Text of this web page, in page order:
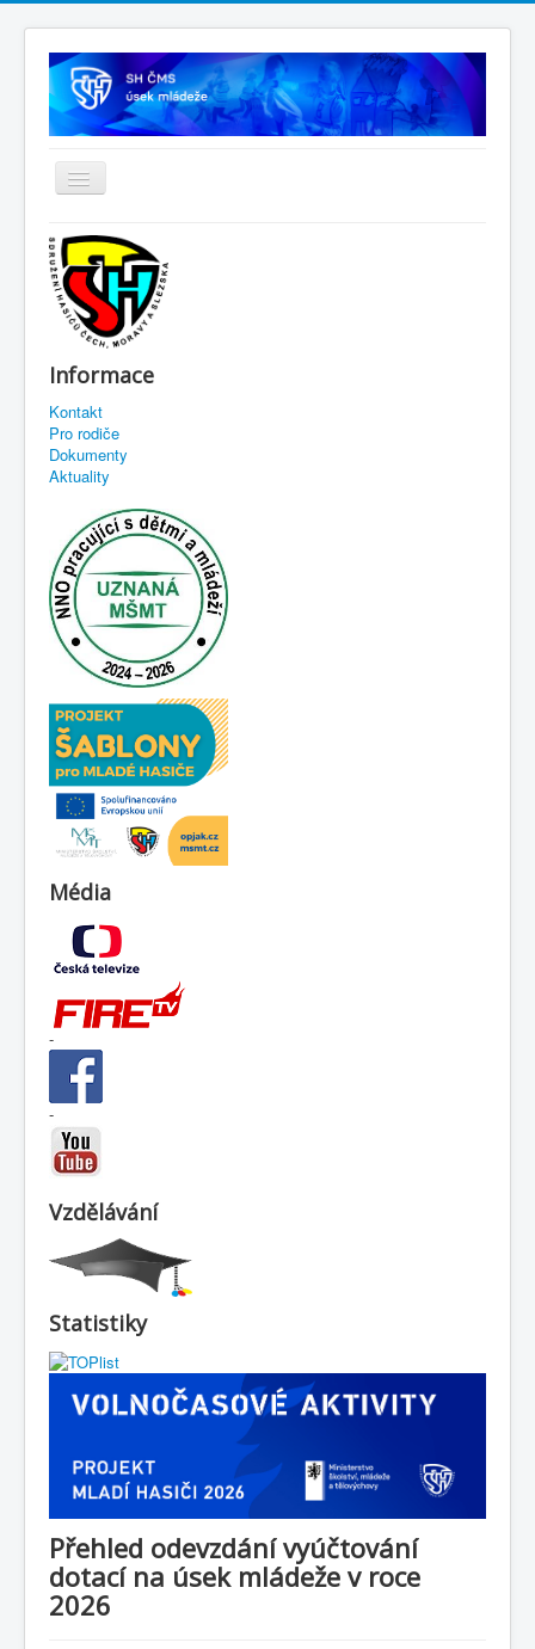
Informace
Kontakt
Pro rodiče
Dokumenty
Aktuality
Média
-
-
Vzdělávání
Statistiky
Přehled odevzdání vyúčtování
dotací na úsek mládeže v roce
2026